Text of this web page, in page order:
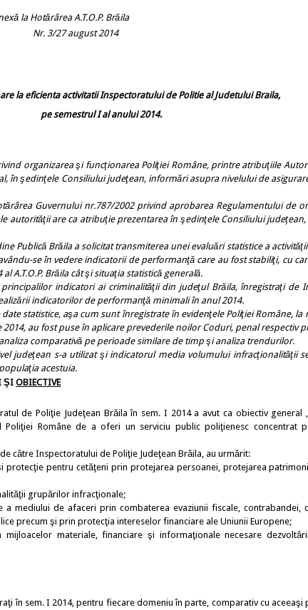
Brăila
2014
la eficienta activitatii Inspectoratului de Politie al Judetului Braila,
pe semestrul I al anului 2014.
organizarea şi funcţionarea Poliţiei Române, printre atribuţiile
în şedinţele Consiliului judeţean, informări asupra nivelului de
Guvernului nr.787/2002 privind aprobarea Regulamentului de
autorităţii are ca atribuţie prezentarea în şedinţele Consiliului
Publică Brăila a solicitat transmiterea unei evaluări statistice a
se în vedere indicatorii de performanţă care au fost stabiliţi, cu
A.T.O.P. Brăila cât şi situaţia statistică generală.
indicatori ai criminalităţii din judeţul Brăila, înregistraţi de
indicatorilor de performanţă minimali în anul 2014.
statistice, aşa cum sunt înregistrate în evidenţele Poliţiei Române, la
au fost puse în aplicare prevederile noilor Coduri, penal respectiv
comparativă pe perioade similare de timp şi analiza trendurilor.
s-a utilizat şi indicatorul media volumului infracţionalităţii
acestuia.
ŞI OBIECTIVE
de Poliţie Judeţean Brăila în sem. I 2014 a avut ca obiectiv general
Române de a oferi un serviciu public poliţienesc concentrat
Inspectoratului de Poliţie Judeţean Brăila, au urmărit:
protecţie pentru cetăţeni prin protejarea persoanei, protejarea
grupărilor infracţionale;
a mediului de afaceri prin combaterea evaziunii fiscale, contrabandei,
precum şi prin protecţia intereselor financiare ale Uniunii Europene;
mijloacelor materiale, financiare şi informaţionale necesare
sem. I 2014, pentru fiecare domeniu în parte, comparativ cu aceeaşi